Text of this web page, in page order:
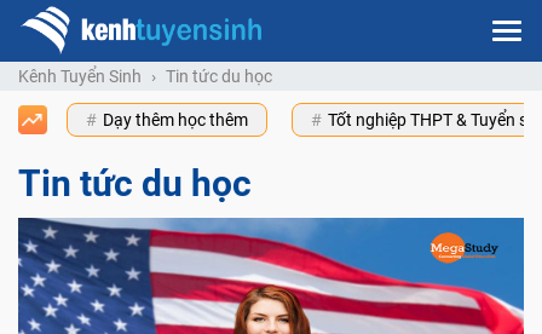
Kênh Tuyển Sinh Tin tức du học
Dạy thêm học thêm Tốt nghiệp THPT & Tuyển
Tin tức du học